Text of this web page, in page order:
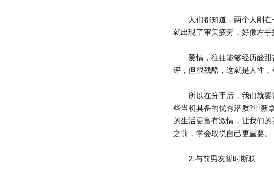
人们都知道，两个人刚在
就出现了审美疲劳，好像左
爱情，往往能够经历酸甜
评，但很残酷，这就是人性，
所以在分手后，我们就要
些当初具备的优秀潜质?重新
的生活更富有激情，让我们
之前，学会取悦自己更重要。
2.与前男友暂时断联